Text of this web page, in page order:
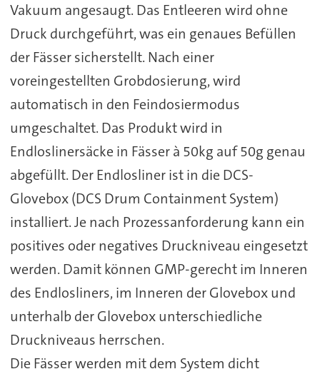
Vakuum angesaugt. Das Entleeren wird ohne
Druck durchgeführt, was ein genaues Befüllen
der Fässer sicherstellt. Nach einer
voreingestellten Grobdosierung, wird
automatisch in den Feindosiermodus
umgeschaltet. Das Produkt wird in
Endloslinersäcke in Fässer à 50kg auf 50g genau
abgefüllt. Der Endlosliner ist in die DCS-
Glovebox (DCS Drum Containment System)
installiert. Je nach Prozessanforderung kann ein
positives oder negatives Druckniveau eingesetzt
werden. Damit können GMP-gerecht im Inneren
des Endlosliners, im Inneren der Glovebox und
unterhalb der Glovebox unterschiedliche
Druckniveaus herrschen.
Die Fässer werden mit dem System dicht